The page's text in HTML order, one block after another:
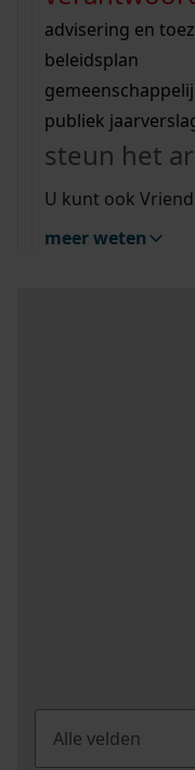
vergunningen
beeld en geluid
uitleg
Wij helpen u op
bekijk alle
Wij helpen u op
bekijk alle
bekijk ons
advisering en
beleidsplan
publiek
steun het
U kunt ook
meer weten
Mijn Studiezaal